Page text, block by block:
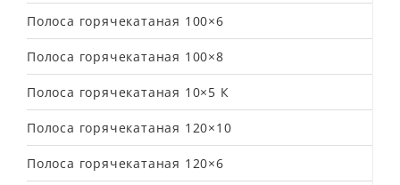
Полоса горячекатаная 100×6
Полоса горячекатаная 100×8
Полоса горячекатаная 10×5 К
Полоса горячекатаная 120×10
Полоса горячекатаная 120×6